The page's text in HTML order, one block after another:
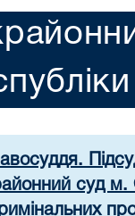
суд м.
кримінальних